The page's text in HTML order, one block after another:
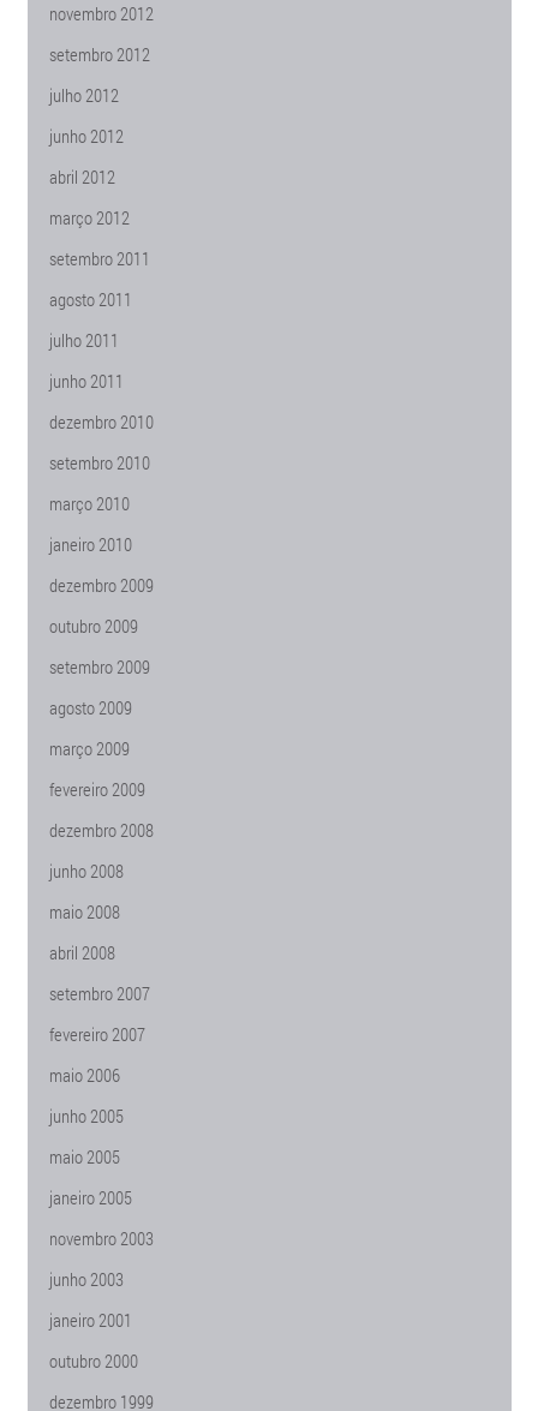
novembro 2012
setembro 2012
julho 2012
junho 2012
abril 2012
março 2012
setembro 2011
agosto 2011
julho 2011
junho 2011
dezembro 2010
setembro 2010
março 2010
janeiro 2010
dezembro 2009
outubro 2009
setembro 2009
agosto 2009
março 2009
fevereiro 2009
dezembro 2008
junho 2008
maio 2008
abril 2008
setembro 2007
fevereiro 2007
maio 2006
junho 2005
maio 2005
janeiro 2005
novembro 2003
junho 2003
janeiro 2001
outubro 2000
dezembro 1999